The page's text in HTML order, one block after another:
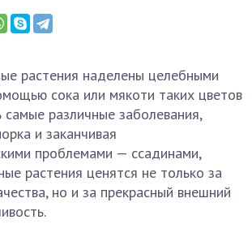
растения наделены целебными
сока или мякоти таких цветов
различные заболевания,
и заканчивая
проблемами — ссадинами,
растения ценятся не только за
но и за прекрасный внешний